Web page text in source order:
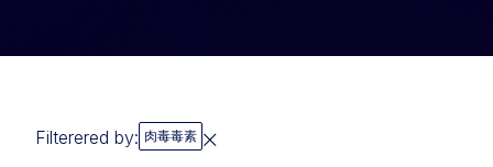
Filterered by: 肉毒毒素